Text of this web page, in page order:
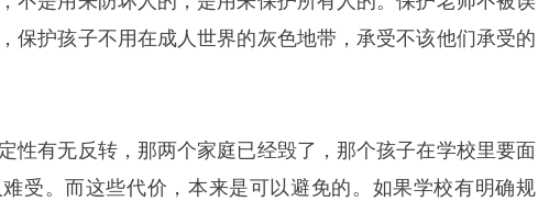
保护孩子不用在成人世界的灰色地带，承受不该他们承受的
性有无反转，那两个家庭已经毁了，那个孩子在学校里要面
受。而这些代价，本来是可以避免的。如果学校有明确规